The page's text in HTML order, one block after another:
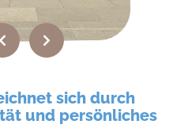
sich durch
und persönliches